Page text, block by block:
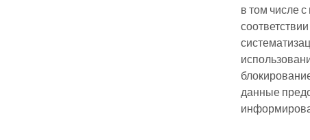
в том числе
данные